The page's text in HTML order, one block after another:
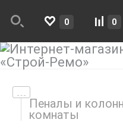
0 0
Пеналы и
комнаты